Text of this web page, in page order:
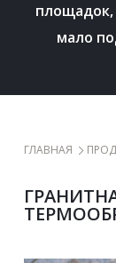
площадок,
мало
ГЛАВНАЯ